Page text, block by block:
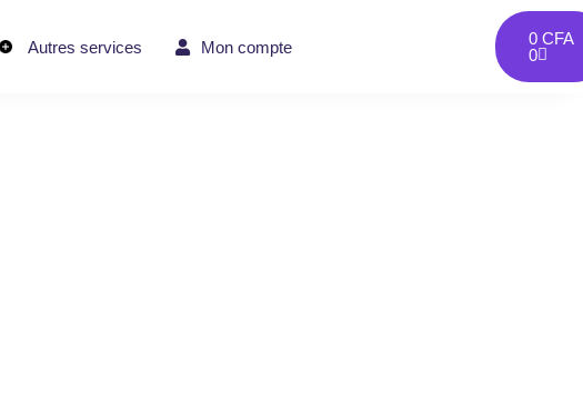
Autres services Mon compte 0 CFA
0